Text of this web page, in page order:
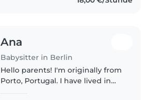
Ana
Babysitter in Berlin
Hello parents! I'm originally from
Porto, Portugal. I have lived in